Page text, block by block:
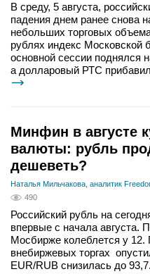
В среду, 5 августа,
падения днем ранее снова
небольших торговых
рублях индекс Московской
основной сессии поднялся
а долларовый РТС
Минфин в августе
валюты: рубль
дешеветь?
Наталья Мильчакова, аналитик
490
Российский рубль на
впервые с начала августа.
Мосбирже колеблется у 12.
внебиржевых торгах
EUR/RUB снизилась до 93,7.